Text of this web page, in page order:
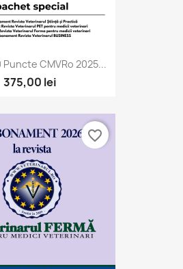
CMVRo 2025...
375,00 lei
favorite_border